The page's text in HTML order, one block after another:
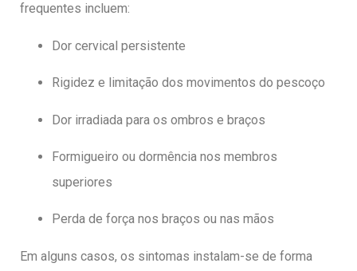
frequentes incluem:
Dor cervical persistente
Rigidez e limitação dos movimentos do pescoço
Dor irradiada para os ombros e braços
Formigueiro ou dormência nos membros
superiores
Perda de força nos braços ou nas mãos
Em alguns casos, os sintomas instalam-se de forma